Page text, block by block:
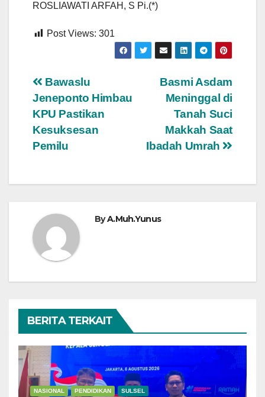
ROSLIAWATI ARFAH, S Pi.(*)
Post Views: 301
Navigasi
pos
Basmi Asdam
Meninggal di
Tanah Suci
Makkah Saat
Ibadah Umrah
Bawaslu
Jeneponto Himbau
KPU Pastikan
Kesuksesan
Pemilu
ByA.Muh.Yunus
BERITA TERKAIT
NASIONAL PENDIDIKAN SULSEL